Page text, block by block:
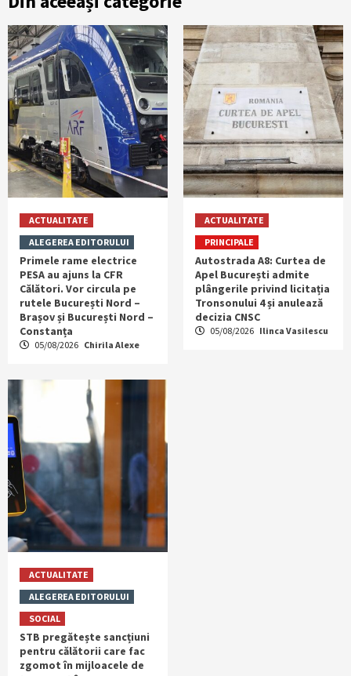
ACTUALITATE
ALEGEREA EDITORULUI
Primele rame electrice
PESA au ajuns la CFR
Călători. Vor circula pe
rutele București Nord –
Brașov și București Nord –
Constanța
05/08/2026 Chirila Alexe
ACTUALITATE
PRINCIPALE
Autostrada A8: Curtea de
Apel București admite
plângerile privind licitația
Tronsonului 4 și anulează
decizia CNSC
05/08/2026 Ilinca Vasilescu
ACTUALITATE
ALEGEREA EDITORULUI
SOCIAL
STB pregătește sancțiuni
pentru călătorii care fac
zgomot în mijloacele de